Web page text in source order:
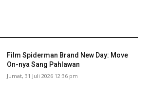
Film Spiderman Brand New Day: Move
On-nya Sang Pahlawan
Jumat, 31 Juli 2026 12:36 pm